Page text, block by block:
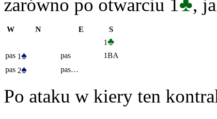
zarówno po otwarciu 1
,
W N E
S
1♣
pas 1♠ pas
1BA
pas 2♠ pas…
Po ataku w kiery ten